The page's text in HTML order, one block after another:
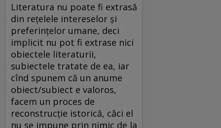
Literatura nu poate fi extrasă
din rețelele intereselor și
preferințelor umane, deci
implicit nu pot fi extrase nici
obiectele literaturii,
subiectele tratate de ea, iar
cînd spunem că un anume
obiect/subiect e valoros,
facem un proces de
reconstrucție istorică, căci el
nu se impune prin nimic de la